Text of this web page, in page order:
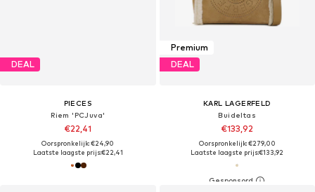
DEAL
PIECES
Riem 'PCJuva'
€22,41
Oorspronkelijk: €24,90
Laatste laagste prijs:€22,41
Premium
DEAL
KARL LAGERFELD
Buideltas
€133,92
Oorspronkelijk: €279,00
Laatste laagste prijs:€133,92